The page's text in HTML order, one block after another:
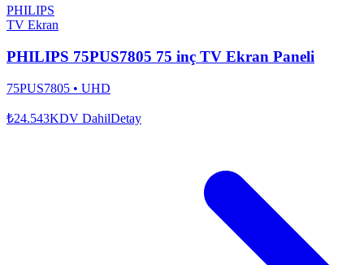
PHILIPS
TV Ekran
PHILIPS 75PUS7805 75 inç TV Ekran Paneli
75PUS7805 • UHD
₺24.543KDV DahilDetay